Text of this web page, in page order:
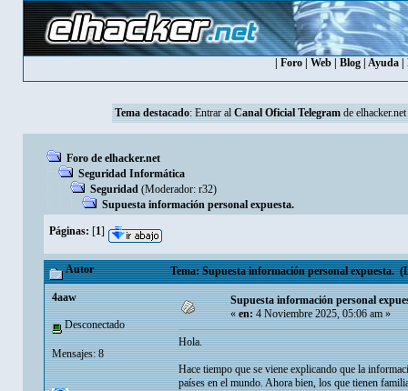
Foro| Web| Blog| Ayuda|
Tema destacado: Entrar al Canal Oficial Telegramde elhacker.net
Foro de elhacker.net
Seguridad Informática
Seguridad (Moderador: r32)
Supuesta información personal expuesta.
Páginas: [1]
Autor Tema: Supuesta información personal expuesta.
4aaw
Desconectado
Mensajes: 8
Supuesta información personal
«en:4 Noviembre 2025, 05:06 am »
Hola.
Hace tiempo que se viene explicando que la
países en el mundo. Ahora bien, los que tienen